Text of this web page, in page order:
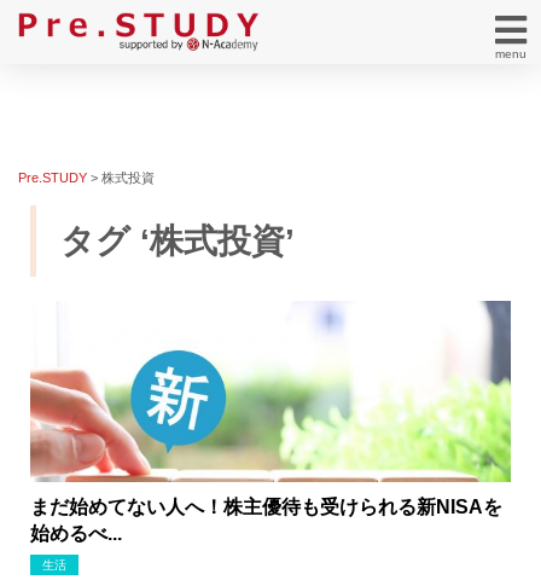
menu
Pre.STUDY > 株式投資
タグ ‘株式投資’
まだ始めてない人へ！株主優待も受けられる新NISAを
始めるべ...
生活